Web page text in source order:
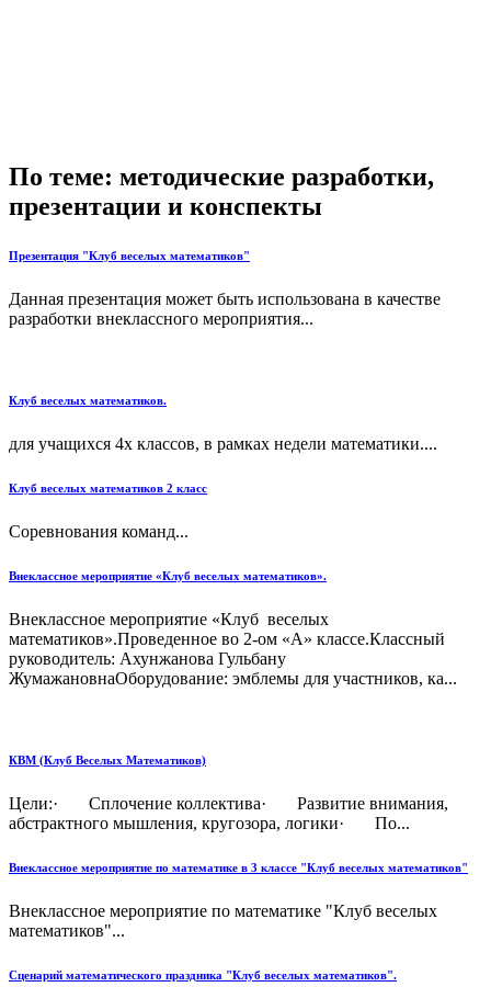
По теме: методические разработки,
презентации и конспекты
Презентация "Клуб веселых математиков"
Данная презентация может быть использована в качестве
разработки внеклассного мероприятия...
Клуб веселых математиков.
для учащихся 4х классов, в рамках недели математики....
Клуб веселых математиков 2 класс
Соревнования команд...
Внеклассное мероприятие «Клуб веселых математиков».
Внеклассное мероприятие «Клуб веселых
математиков».Проведенное во 2-ом «А» классе.Классный
руководитель: Ахунжанова Гульбану
ЖумажановнаОборудование: эмблемы для участников, ка...
КВМ (Клуб Веселых Математиков)
Цели:· Сплочение коллектива· Развитие внимания,
абстрактного мышления, кругозора, логики· По...
Внеклассное мероприятие по математике в 3 классе "Клуб веселых математиков"
Внеклассное мероприятие по математике "Клуб веселых
математиков"...
Сценарий математического праздника "Клуб веселых математиков".